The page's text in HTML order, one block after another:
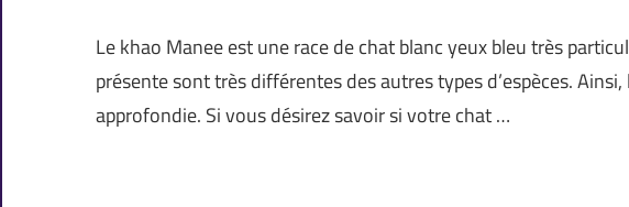
Le khao Manee est une race de chat blanc yeux bleu très
présente sont très différentes des autres types d’espèces.
approfondie. Si vous désirez savoir si votre chat …